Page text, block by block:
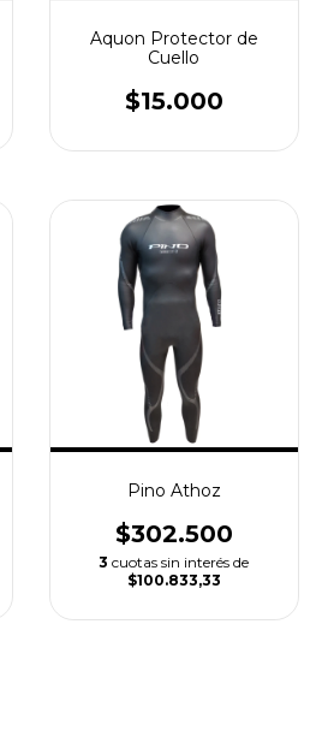
Aquon Protector de
Cuello
$15.000
Pino Athoz
$302.500
3 cuotas sin interés de
$100.833,33